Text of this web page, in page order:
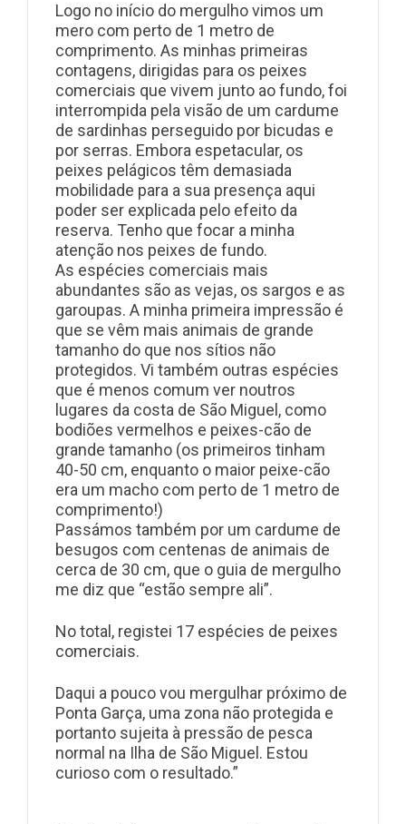
Logo no início do mergulho vimos um
mero com perto de 1 metro de
comprimento. As minhas primeiras
contagens, dirigidas para os peixes
comerciais que vivem junto ao fundo, foi
interrompida pela visão de um cardume
de sardinhas perseguido por bicudas e
por serras. Embora espetacular, os
peixes pelágicos têm demasiada
mobilidade para a sua presença aqui
poder ser explicada pelo efeito da
reserva. Tenho que focar a minha
atenção nos peixes de fundo.
As espécies comerciais mais
abundantes são as vejas, os sargos e as
garoupas. A minha primeira impressão é
que se vêm mais animais de grande
tamanho do que nos sítios não
protegidos. Vi também outras espécies
que é menos comum ver noutros
lugares da costa de São Miguel, como
bodiões vermelhos e peixes-cão de
grande tamanho (os primeiros tinham
40-50 cm, enquanto o maior peixe-cão
era um macho com perto de 1 metro de
comprimento!)
Passámos também por um cardume de
besugos com centenas de animais de
cerca de 30 cm, que o guia de mergulho
me diz que “estão sempre ali”.
No total, registei 17 espécies de peixes
comerciais.
Daqui a pouco vou mergulhar próximo de
Ponta Garça, uma zona não protegida e
portanto sujeita à pressão de pesca
normal na Ilha de São Miguel. Estou
curioso com o resultado.”